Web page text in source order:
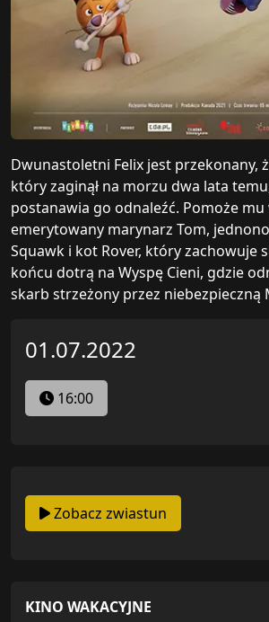
Dwunastoletni Felix jest przekonany,
który zaginął na morzu dwa lata
postanawia go odnaleźć. Pomoże mu
emerytowany marynarz Tom,
Squawk i kot Rover, który zachowuje
końcu dotrą na Wyspę Cieni, gdzie
skarb strzeżony przez niebezpieczną
01.07.2022
16:00
Zobacz zwiastun
KINO WAKACYJNE